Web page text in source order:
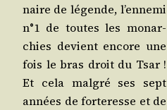
naire de légende, l’en­ne­mi
n°1 de toutes les monar­
chies devient encore une
fois le bras droit du Tsar !
Et cela mal­gré ses sept
années de for­te­resse et de